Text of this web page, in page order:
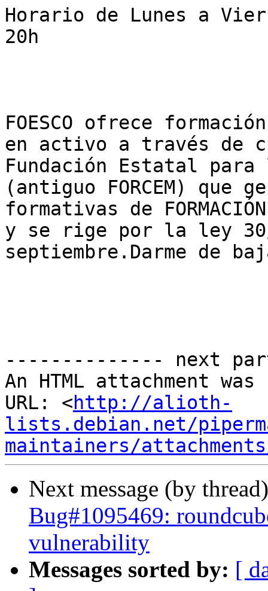
Horario de Lunes a
20h
FOESCO ofrece
en activo a través de
Fundación Estatal para
(antiguo FORCEM) que
formativas de
y se rige por la ley
septiembre.Darme de
-------------- next
An HTML attachment
URL: <http://alioth-
lists.debian.net/
maintainers/
Next message (by
Bug#1095469:
vulnerability
Messages sorted by: [